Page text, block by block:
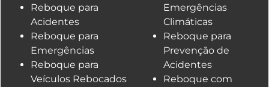
Reboque para
Acidentes
Reboque para
Emergências
Reboque para
Veículos Rebocados
Emergências
Climáticas
Reboque para
Prevenção de
Acidentes
Reboque com